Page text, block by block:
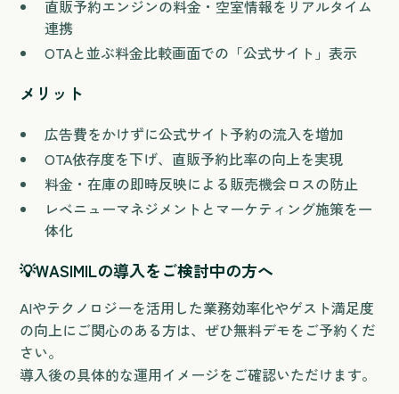
直販予約エンジンの料金・空室情報をリアルタイム
連携
OTAと並ぶ料金比較画面での「公式サイト」表示
メリット
広告費をかけずに公式サイト予約の流入を増加
OTA依存度を下げ、直販予約比率の向上を実現
料金・在庫の即時反映による販売機会ロスの防止
レベニューマネジメントとマーケティング施策を一
体化
💡WASIMILの導入をご検討中の方へ
AIやテクノロジーを活用した業務効率化やゲスト満足度
の向上にご関心のある方は、ぜひ無料デモをご予約くだ
さい。
導入後の具体的な運用イメージをご確認いただけます。